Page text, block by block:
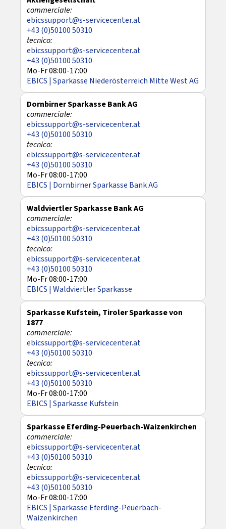
ebicssupport@s-servicecenter.at
+43 (0)50100 50310
ebicssupport@s-servicecenter.at
+43 (0)50100 50310
Mo-Fr 08:00-17:00
EBICS | Sparkasse Niederösterreich Mitte West AG
Dornbirner Sparkasse Bank AG
ebicssupport@s-servicecenter.at
+43 (0)50100 50310
ebicssupport@s-servicecenter.at
+43 (0)50100 50310
Mo-Fr 08:00-17:00
EBICS | Dornbirner Sparkasse Bank AG
Waldviertler Sparkasse Bank AG
ebicssupport@s-servicecenter.at
+43 (0)50100 50310
ebicssupport@s-servicecenter.at
+43 (0)50100 50310
Mo-Fr 08:00-17:00
EBICS | Waldviertler Sparkasse
Sparkasse Kufstein, Tiroler Sparkasse von
1877
ebicssupport@s-servicecenter.at
+43 (0)50100 50310
ebicssupport@s-servicecenter.at
+43 (0)50100 50310
Mo-Fr 08:00-17:00
EBICS | Sparkasse Kufstein
Sparkasse Eferding-Peuerbach-Waizenkirchen
ebicssupport@s-servicecenter.at
+43 (0)50100 50310
ebicssupport@s-servicecenter.at
+43 (0)50100 50310
Mo-Fr 08:00-17:00
EBICS | Sparkasse Eferding-Peuerbach-
Waizenkirchen